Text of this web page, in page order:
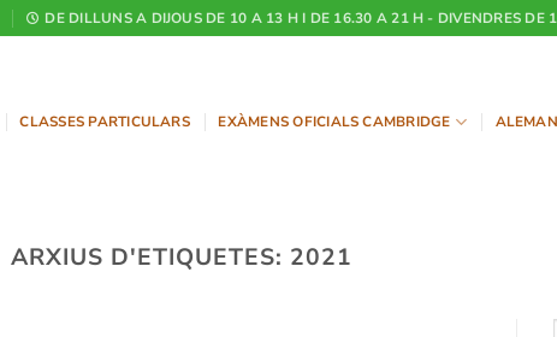
DE DILLUNS A DIJOUS DE 10 A 13 H I DE 16.30 A 21 H - DIVENDRES DE
CLASSES PARTICULARS EXÀMENS OFICIALS CAMBRIDGE
ARXIUS D'ETIQUETES: 2021